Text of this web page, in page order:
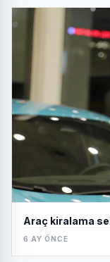
Araç kiralama
6 AY ÖNCE